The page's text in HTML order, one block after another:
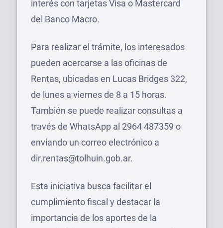
interés con tarjetas Visa o Mastercard
del Banco Macro.
Para realizar el trámite, los interesados
pueden acercarse a las oficinas de
Rentas, ubicadas en Lucas Bridges 322,
de lunes a viernes de 8 a 15 horas.
También se puede realizar consultas a
través de WhatsApp al 2964 487359 o
enviando un correo electrónico a
dir.rentas@tolhuin.gob.ar.
Esta iniciativa busca facilitar el
cumplimiento fiscal y destacar la
importancia de los aportes de la